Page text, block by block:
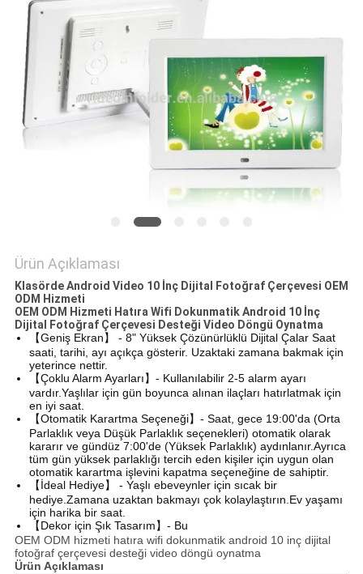
POLICY
Ürün Açıklaması
Klasörde Android Video 10 İnç Dijital Fotoğraf Çerçevesi OEM
ODM Hizmeti
OEM ODM Hizmeti Hatıra Wifi Dokunmatik Android 10 İnç
Dijital Fotoğraf Çerçevesi Desteği Video Döngü Oynatma
【Geniş Ekran】 - 8" Yüksek Çözünürlüklü Dijital Çalar Saat
saati, tarihi, ayı açıkça gösterir. Uzaktaki zamana bakmak için
yeterince nettir.
【Çoklu Alarm Ayarları】- Kullanılabilir 2-5 alarm ayarı
vardır.Yaşlılar için gün boyunca alınan ilaçları hatırlatmak için
en iyi saat.
【Otomatik Karartma Seçeneği】- Saat, gece 19:00'da (Orta
Parlaklık veya Düşük Parlaklık seçenekleri) otomatik olarak
kararır ve gündüz 7:00'de (Yüksek Parlaklık) aydınlanır.Ayrıca
tüm gün yüksek parlaklığı tercih eden kişiler için uygun olan
otomatik karartma işlevini kapatma seçeneğine de sahiptir.
【İdeal Hediye】 - Yaşlı ebeveynler için sıcak bir
hediye.Zamana uzaktan bakmayı çok kolaylaştırın.Ev yaşamı
için harika bir saat.
【Dekor için Şık Tasarım】- Bu
OEM ODM hizmeti hatıra wifi dokunmatik android 10 inç dijital
fotoğraf çerçevesi desteği video döngü oynatma
Ürün Açıklaması